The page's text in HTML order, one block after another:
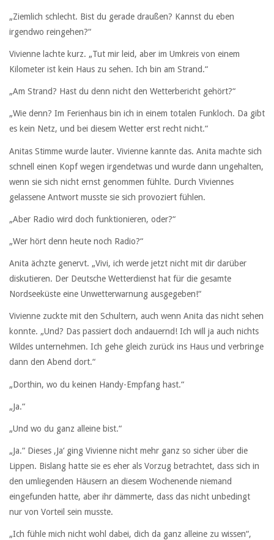
„Ziemlich schlecht. Bist du gerade draußen? Kannst du eben
irgendwo reingehen?“
Vivienne lachte kurz. „Tut mir leid, aber im Umkreis von einem
Kilometer ist kein Haus zu sehen. Ich bin am Strand.“
„Am Strand? Hast du denn nicht den Wetterbericht gehört?“
„Wie denn? Im Ferienhaus bin ich in einem totalen Funkloch. Da gibt
es kein Netz, und bei diesem Wetter erst recht nicht.“
Anitas Stimme wurde lauter. Vivienne kannte das. Anita machte sich
schnell einen Kopf wegen irgendetwas und wurde dann ungehalten,
wenn sie sich nicht ernst genommen fühlte. Durch Viviennes
gelassene Antwort musste sie sich provoziert fühlen.
„Aber Radio wird doch funktionieren, oder?“
„Wer hört denn heute noch Radio?“
Anita ächzte genervt. „Vivi, ich werde jetzt nicht mit dir darüber
diskutieren. Der Deutsche Wetterdienst hat für die gesamte
Nordseeküste eine Unwetterwarnung ausgegeben!“
Vivienne zuckte mit den Schultern, auch wenn Anita das nicht sehen
konnte. „Und? Das passiert doch andauernd! Ich will ja auch nichts
Wildes unternehmen. Ich gehe gleich zurück ins Haus und verbringe
dann den Abend dort.“
„Dorthin, wo du keinen Handy-Empfang hast.“
„Ja.“
„Und wo du ganz alleine bist.“
„Ja.“ Dieses ‚Ja‘ ging Vivienne nicht mehr ganz so sicher über die
Lippen. Bislang hatte sie es eher als Vorzug betrachtet, dass sich in
den umliegenden Häusern an diesem Wochenende niemand
eingefunden hatte, aber ihr dämmerte, dass das nicht unbedingt
nur von Vorteil sein musste.
„Ich fühle mich nicht wohl dabei, dich da ganz alleine zu wissen“,